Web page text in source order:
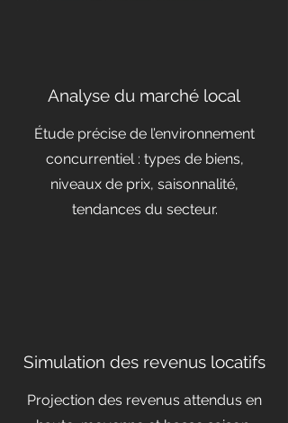
Analyse du marché local
Étude précise de l’environnement
concurrentiel : types de biens,
niveaux de prix, saisonnalité,
tendances du secteur.
Simulation des revenus locatifs
Projection des revenus attendus en